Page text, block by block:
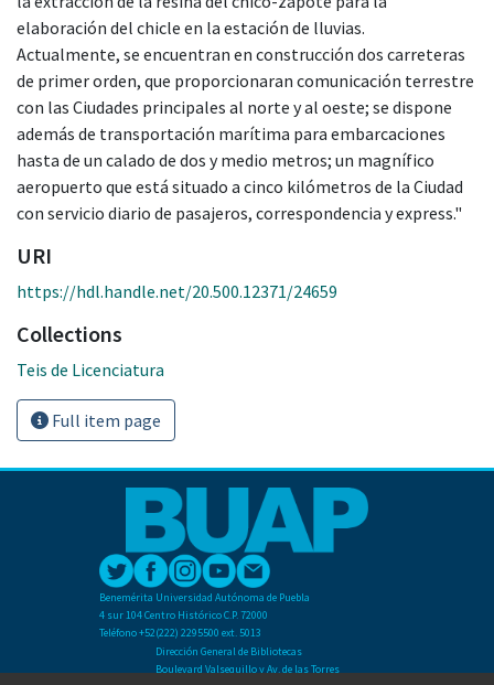
elaboración del chicle en la estación de lluvias.
Actualmente, se encuentran en construcción dos carreteras
de primer orden, que proporcionaran comunicación terrestre
con las Ciudades principales al norte y al oeste; se dispone
además de transportación marítima para embarcaciones
hasta de un calado de dos y medio metros; un magnífico
aeropuerto que está situado a cinco kilómetros de la Ciudad
con servicio diario de pasajeros, correspondencia y express."
URI
https://hdl.handle.net/20.500.12371/24659
Collections
Teis de Licenciatura
Full item page
Benemérita Universidad Autónoma de Puebla
4 sur 104 Centro Histórico C.P. 72000
Teléfono +52(222) 2295500 ext. 5013
Dirección General de Bibliotecas
Boulevard Valsequillo y Av. de las Torres